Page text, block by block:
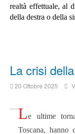
realtà effettuale, al
della destra o della
La crisi
20 Ottobre 2025
Le ultime
Toscana,